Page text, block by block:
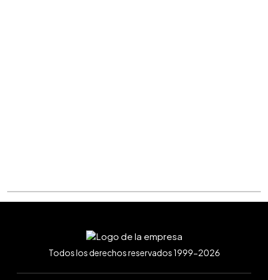
Todos los derechos reservados 1999-2026